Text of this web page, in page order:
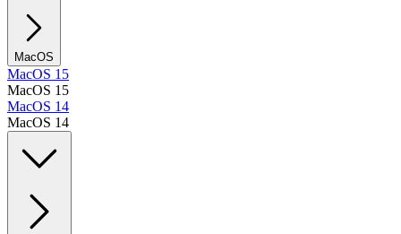
MacOS
MacOS 15
MacOS 15
MacOS 14
MacOS 14